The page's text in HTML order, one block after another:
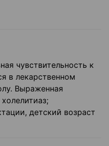
чувствительность к
в лекарственном
Выраженная
детский возраст